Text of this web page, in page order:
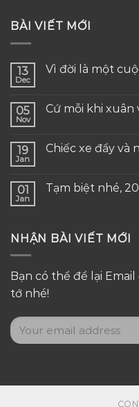
BÀI VIẾT MỚI
13
Dec
Vì đời là một
05
Nov
Cứ mỗi khi xuân
19
Jan
Chiếc xe đẩy và
01
Jan
Tạm biệt nhé,
NHẬN BÀI VIẾT MỚI
Bạn có thể để lại
tớ nhé!